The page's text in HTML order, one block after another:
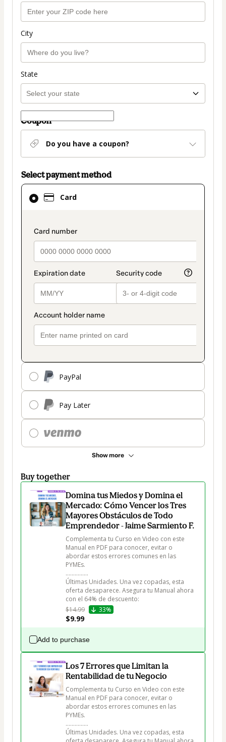
City
State
Coupon
Do you have a coupon?
Select payment method
Card
payment_data.section_title_v2
PayPal
Pay Later
Show more
Card
selected
method
Buy together
Domina tus Miedos y Domina el
Mercado: Cómo Vencer los Tres
Mayores Obstáculos de Todo
Emprendedor - Jaime Sarmiento F.
Complementa tu Curso en Video con este
Manual en PDF para conocer, evitar o
abordar estos errores comunes en las
PYMEs.
...............
Últimas Unidades. Una vez copadas, esta
oferta desaparece. Asegura tu Manual ahora
con el 64% de descuento:
$14.99
33%
$9.99
Add to purchase
Los 7 Errores que Limitan la
Rentabilidad de tu Negocio
Complementa tu Curso en Video con este
Manual en PDF para conocer, evitar o
abordar estos errores comunes en las
PYMEs.
...............
Últimas Unidades. Una vez copadas, esta